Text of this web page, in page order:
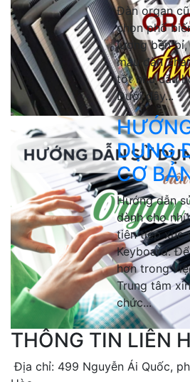
Đàn organ
chọn phổ
lượng bền bỉ,
mẫu đàn
tốt nhu cầu
Dưới đây...
DỤNG
CƠ
Hướng dẫn
dành cho
tiên tiếp xúc
Keyboard.
hơn trong
Trung tâm
chức...
THÔNG TIN LIÊN
Địa chỉ: 499 Nguyễn Ái Quốc,